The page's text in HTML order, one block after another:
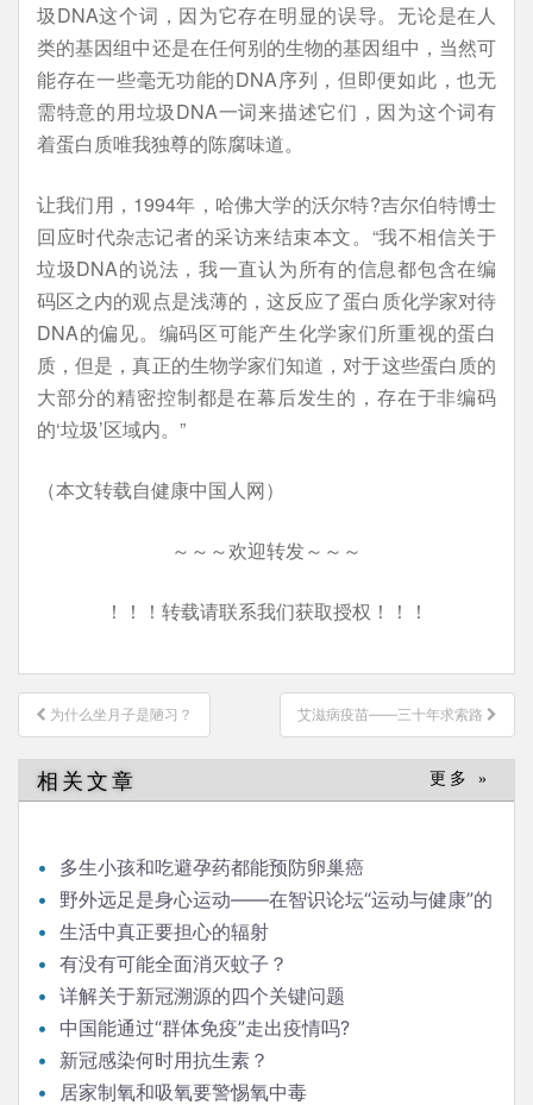
圾DNA这个词，因为它存在明显的误导。无论是在人
类的基因组中还是在任何别的生物的基因组中，当然可
能存在一些毫无功能的DNA序列，但即便如此，也无
需特意的用垃圾DNA一词来描述它们，因为这个词有
着蛋白质唯我独尊的陈腐味道。
让我们用，1994年，哈佛大学的沃尔特?吉尔伯特博士
回应时代杂志记者的采访来结束本文。“我不相信关于
垃圾DNA的说法，我一直认为所有的信息都包含在编
码区之内的观点是浅薄的，这反应了蛋白质化学家对待
DNA的偏见。编码区可能产生化学家们所重视的蛋白
质，但是，真正的生物学家们知道，对于这些蛋白质的
大部分的精密控制都是在幕后发生的，存在于非编码
的‘垃圾’区域内。”
（本文转载自健康中国人网）
～～～欢迎转发～～～
！！！转载请联系我们获取授权！！！
文
章
导
航
为什么坐月子是陋习？ 艾滋病疫苗——三十年求索路
相关文章 更多 »
多生小孩和吃避孕药都能预防卵巢癌
野外远足是身心运动——在智识论坛“运动与健康”的
发言生活中真正要担心的辐射
有没有可能全面消灭蚊子？
详解关于新冠溯源的四个关键问题
中国能通过“群体免疫”走出疫情吗?
新冠感染何时用抗生素？
居家制氧和吸氧要警惕氧中毒